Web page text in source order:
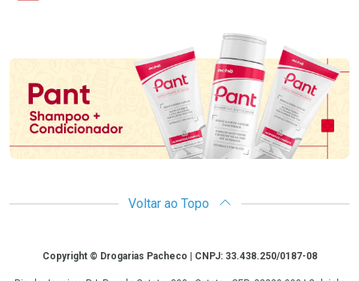
Promoção em Destaque
Voltar ao Topo
CopyrightCopyright © Drogarias Pacheco | CNPJ: 33.438.250/0187-08